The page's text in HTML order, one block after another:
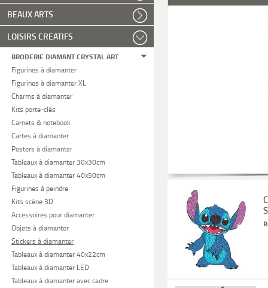
BEAUX ARTS
LOISIRS CREATIFS
BRODERIE DIAMANT CRYSTAL ART
Figurines à diamanter
Figurines à diamanter XL
Charms à diamanter
Kits porte-clés
Carnets & notebook
Cartes à diamanter
Posters à diamanter
Tableaux à diamanter 30x30cm
Tableaux à diamanter 40x50cm
Figurines à peindre
Kits scène 3D
Accessoires pour diamanter
Objets à diamanter
Stickers à diamanter
Tableaux à diamanter 40x22cm
Tableaux à diamanter LED
Tableaux à diamanter avec cadre